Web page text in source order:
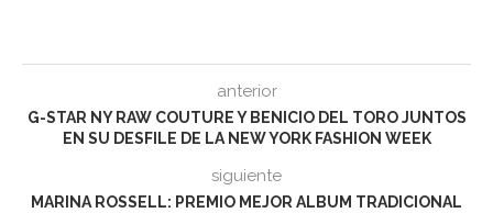
anterior
G-STAR NY RAW COUTURE Y BENICIO DEL TORO JUNTOS
EN SU DESFILE DE LA NEW YORK FASHION WEEK
siguiente
MARINA ROSSELL: PREMIO MEJOR ALBUM TRADICIONAL